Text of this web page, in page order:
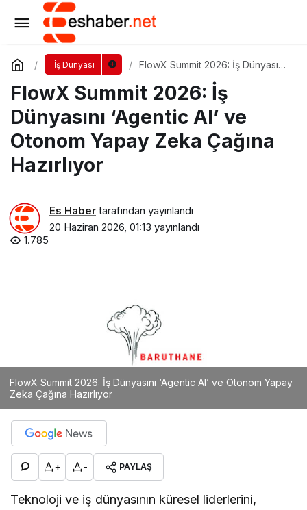
İş Dünyası
FlowX Summit 2026: İş Dünyasını
Zeka Çağına Hazırlıyor
FlowX Summit 2026: İş
Dünyasını ‘Agentic AI’ ve
Otonom Yapay Zeka Çağına
Hazırlıyor
Es Haber tarafından yayınlandı
20 Haziran 2026, 01:13 yayınlandı
1.785
FlowX Summit 2026: İş Dünyasını ‘Agentic AI’ ve Otonom Yapay
Zeka Çağına Hazırlıyor
+ - PAYLAŞ
Teknoloji ve iş dünyasının küresel liderlerini,
Başarsoft Teknoloji Günü 2026 Gerçekleşti
Yorum Yap Paylaş